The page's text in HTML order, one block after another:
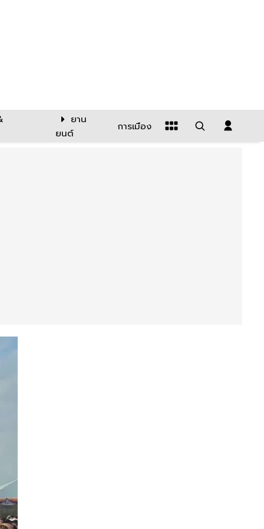
ยาน
ยนต์
การเมือง